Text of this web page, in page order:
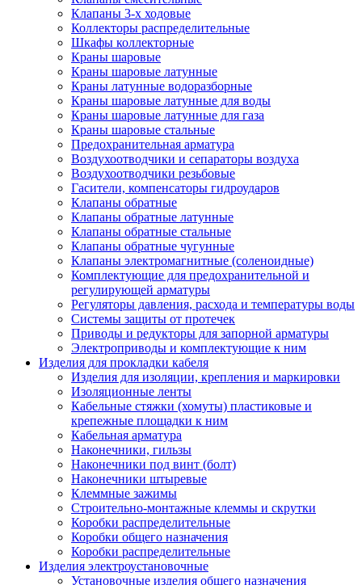
Клапаны 3-х ходовые
Коллекторы распределительные
Шкафы коллекторные
Краны шаровые
Краны шаровые латунные
Краны латунные водоразборные
Краны шаровые латунные для воды
Краны шаровые латунные для газа
Краны шаровые стальные
Предохранительная арматура
Воздухоотводчики и сепараторы воздуха
Воздухоотводчики резьбовые
Гасители, компенсаторы гидроударов
Клапаны обратные
Клапаны обратные латунные
Клапаны обратные стальные
Клапаны обратные чугунные
Клапаны электромагнитные (соленоидные)
Комплектующие для предохранительной и
регулирующей арматуры
Регуляторы давления, расхода и температуры воды
Системы защиты от протечек
Приводы и редукторы для запорной арматуры
Электроприводы и комплектующие к ним
Изделия для прокладки кабеля
Изделия для изоляции, крепления и маркировки
Изоляционные ленты
Кабельные стяжки (хомуты) пластиковые и
крепежные площадки к ним
Кабельная арматура
Наконечники, гильзы
Наконечники под винт (болт)
Наконечники штыревые
Клеммные зажимы
Строительно-монтажные клеммы и скрутки
Коробки распределительные
Коробки общего назначения
Коробки распределительные
Изделия электроустановочные
Установочные изделия общего назначения